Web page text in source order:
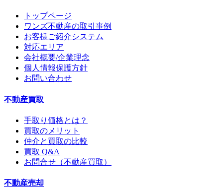
トップページ
ワンズ不動産の取引事例
お客様ご紹介システム
対応エリア
会社概要/企業理念
個人情報保護方針
お問い合わせ
不動産買取
手取り価格とは？
買取のメリット
仲介と買取の比較
買取 Q&A
お問合せ（不動産買取）
不動産売却